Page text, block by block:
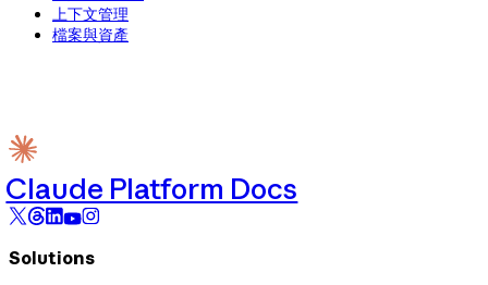
上下文管理
檔案與資產
Claude Platform Docs
Solutions